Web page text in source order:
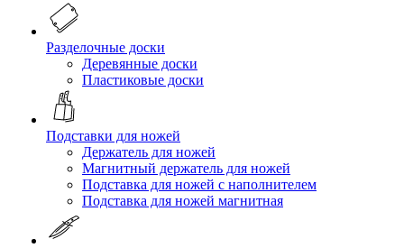
Разделочные доски
Деревянные доски
Пластиковые доски
Подставки для ножей
Держатель для ножей
Магнитный держатель для ножей
Подставка для ножей с наполнителем
Подставка для ножей магнитная